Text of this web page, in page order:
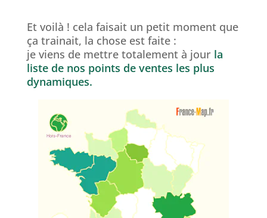
Et voilà ! cela faisait un petit moment que
ça trainait, la chose est faite :
je viens de mettre totalement à jour la
liste de nos points de ventes les plus
dynamiques.